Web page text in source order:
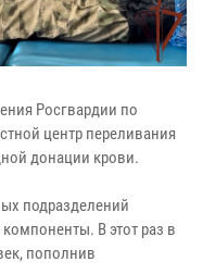
Росгвардии по
центр переливания
донации крови.
подразделений
В этот раз в
пополнив